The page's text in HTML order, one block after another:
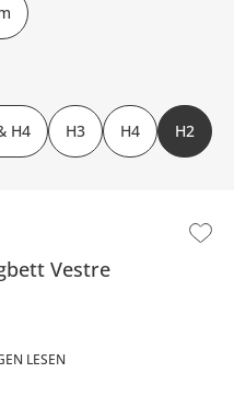
Vestre
LESEN
H4 H3 H4 H2